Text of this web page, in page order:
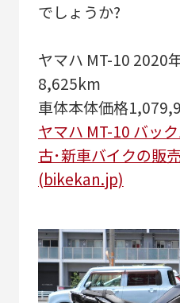
でしょうか?
ヤマハ MT-10 2020
8,625km
車体本体価格
ヤマハ MT-10 バッ
古･新車バイクの販
(bikekan.jp)